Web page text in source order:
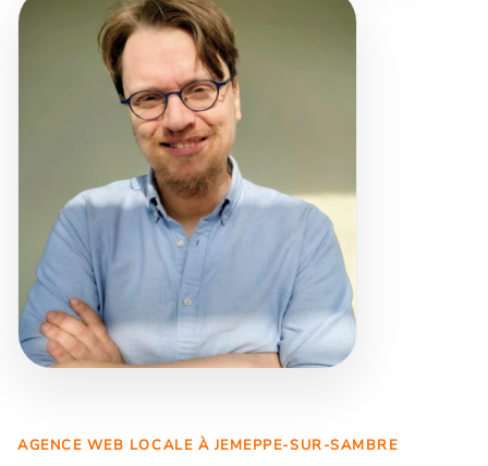
AGENCE WEB LOCALE À JEMEPPE-SUR-SAMBRE